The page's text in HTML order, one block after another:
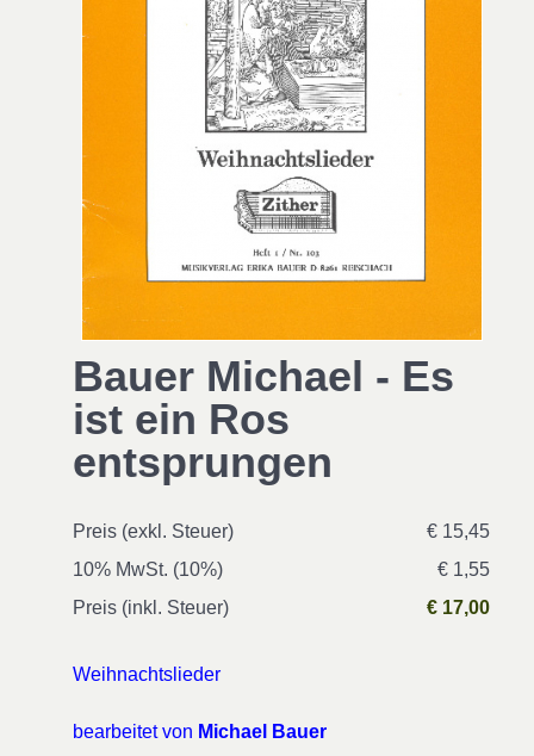
Bauer Michael - Es
ist ein Ros
entsprungen
Preis (exkl. Steuer)
€ 15,45
10% MwSt. (10%)
€ 1,55
Preis (inkl. Steuer)
€ 17,00
Weihnachtslieder
bearbeitet von Michael Bauer